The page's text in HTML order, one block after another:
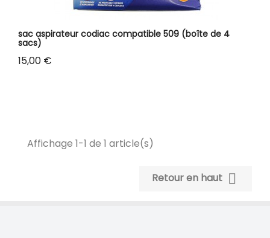
sac aspirateur codiac compatible 509 (boîte de 4
sacs)
Prix
15,00 €
Affichage 1-1 de 1 article(s)
Retour en haut 